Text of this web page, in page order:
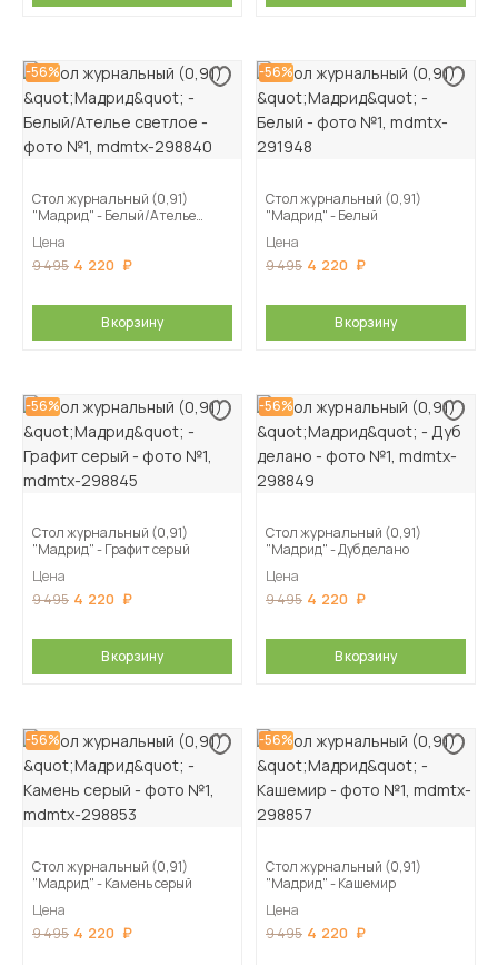
-56%
Стол журнальный (0,91)
"Мадрид" - Белый/Ателье
Цена
9 495 4 220
В корзину
-56%
Стол журнальный (0,91)
"Мадрид" - Белый
Цена
9 495 4 220
В корзину
-56%
Стол журнальный (0,91)
"Мадрид" - Графит серый
Цена
9 495 4 220
В корзину
-56%
Стол журнальный (0,91)
"Мадрид" - Дуб делано
Цена
9 495 4 220
В корзину
-56%
Стол журнальный (0,91)
"Мадрид" - Камень серый
Цена
9 495 4 220
-56%
Стол журнальный (0,91)
"Мадрид" - Кашемир
Цена
9 495 4 220